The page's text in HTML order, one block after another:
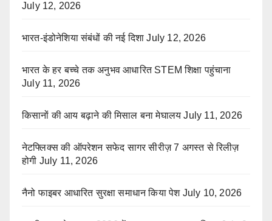
July 12, 2026
भारत-इंडोनेशिया संबंधों की नई दिशा July 12, 2026
भारत के हर बच्चे तक अनुभव आधारित STEM शिक्षा पहुंचाना
July 11, 2026
किसानों की आय बढ़ाने की मिसाल बना मेघालय July 11, 2026
नेटफ्लिक्स की ऑपरेशन सफेद सागर सीरीज़ 7 अगस्त से रिलीज़
होगी July 11, 2026
नैनो फाइबर आधारित सुरक्षा समाधान किया पेश July 10, 2026